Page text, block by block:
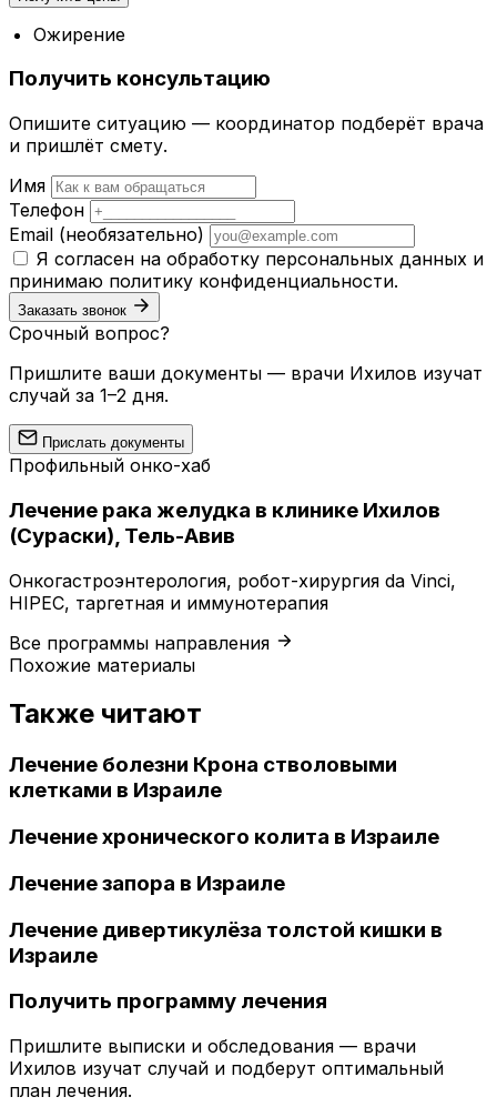
Ожирение
Получить консультацию
Опишите ситуацию — координатор подберёт врача
и пришлёт смету.
Имя
Телефон
Email (необязательно)
Я согласен на обработку персональных данных и
принимаю политику конфиденциальности.
Заказать звонок
Срочный вопрос?
Пришлите ваши документы — врачи Ихилов изучат
случай за 1–2 дня.
Прислать документы
Профильный онко-хаб
Лечение рака желудка в клинике Ихилов
(Сураски), Тель-Авив
Онкогастроэнтерология, робот-хирургия da Vinci,
HIPEC, таргетная и иммунотерапия
Все программы направления
Похожие материалы
Также читают
Лечение болезни Крона стволовыми
клетками в Израиле
Лечение хронического колита в Израиле
Лечение запора в Израиле
Лечение дивертикулёза толстой кишки в
Израиле
Получить программу лечения
Пришлите выписки и обследования — врачи
Ихилов изучат случай и подберут оптимальный
план лечения.